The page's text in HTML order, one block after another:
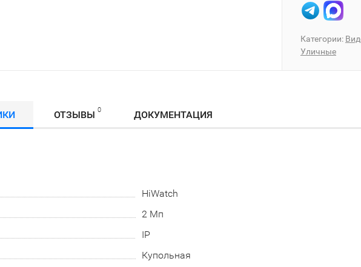
Категории:
Уличные
ОТЗЫВЫ 0 ДОКУМЕНТАЦИЯ
HiWatch
2 Мп
IP
Купольная